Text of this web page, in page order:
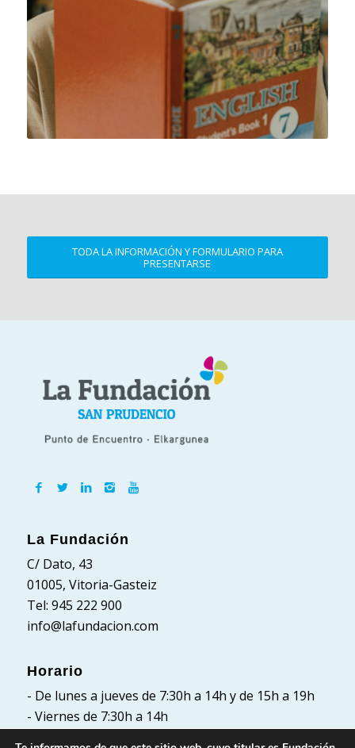
TODA LA INFORMACIÓN Y FORMULARIO PARA
PRESENTARSE
La Fundación
C/ Dato, 43
01005, Vitoria-Gasteiz
Tel: 945 222 900
info@lafundacion.com
Horario
- De lunes a jueves de 7:30h a 14h y de 15h a 19h
- Viernes de 7:30h a 14h